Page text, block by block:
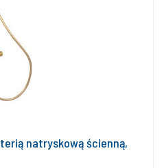
natryskową ścienną,